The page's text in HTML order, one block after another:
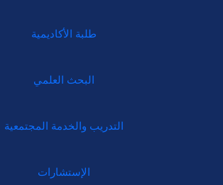
طلبة الأكاديمية
البحث العلمي
التدريب والخدمة المجتمعية
الإستشارات